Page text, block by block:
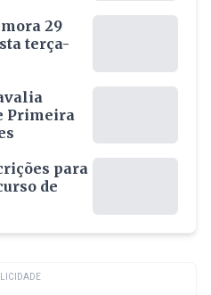
29
terça-
Primeira
para
de